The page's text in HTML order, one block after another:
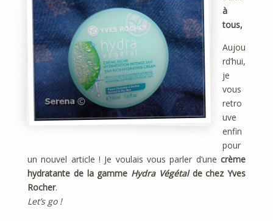
à
tous,
Aujou
rd’hui,
je
vous
retro
uve
enfin
pour
un nouvel article ! Je voulais vous parler d’une crème
hydratante de la gamme Hydra Végétalde chez Yves
Rocher.
Let’s go !